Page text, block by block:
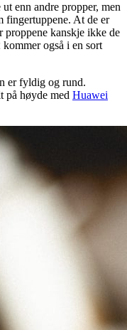
enn andre propper, men
fingertuppene. At de er
proppene kanskje ikke de
også i en sort
er fyldig og rund.
på høyde med Huawei